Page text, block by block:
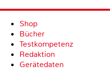
Shop
Bücher
Testkompetenz
Redaktion
Gerätedaten